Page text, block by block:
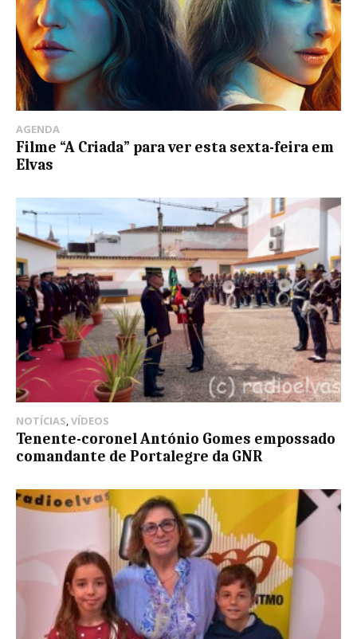
AGENDA
Filme “A Criada” para ver esta sexta-feira em
Elvas
NOTÍCIAS,VÍDEOS
Tenente-coronel António Gomes empossado
comandante de Portalegre da GNR